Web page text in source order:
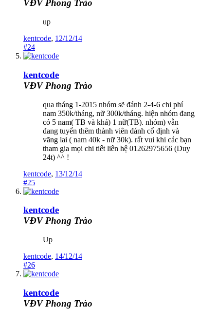
VĐV Phong Trào
up
kentcode, 12/12/14
#24
kentcode
VĐV Phong Trào
qua tháng 1-2015 nhóm sẽ đánh 2-4-6 chi phí
nam 350k/tháng, nữ 300k/tháng. hiện nhóm đang
có 5 nam( TB và khá) 1 nữ(TB). nhóm) vẫn
đang tuyển thêm thành viên đánh cố định và
vãng lai ( nam 40k - nữ 30k). rất vui khi các bạn
tham gia mọi chi tiết liên hệ 01262975656 (Duy
24t) ^^ !
kentcode, 13/12/14
#25
kentcode
VĐV Phong Trào
Up
kentcode, 14/12/14
#26
kentcode
VĐV Phong Trào